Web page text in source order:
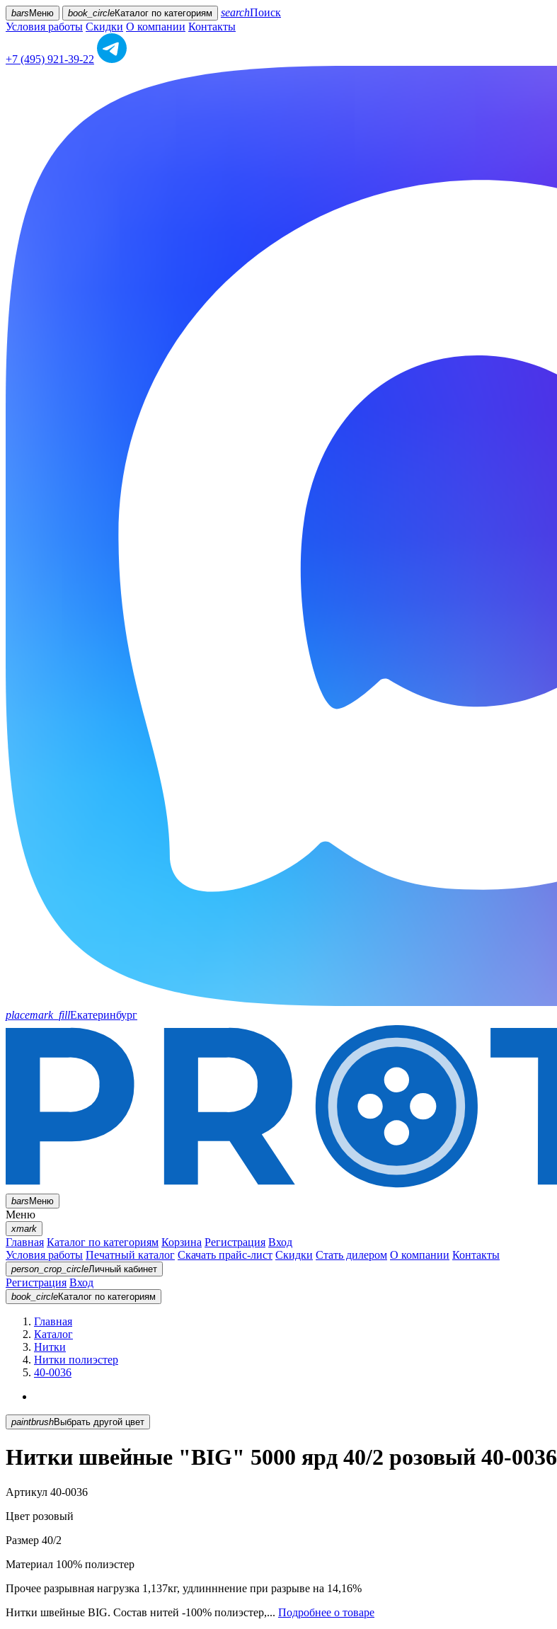
bars Меню book_circleКаталог по категориям searchПоиск
Условия работы Скидки О компании Контакты
+7 (495) 921-39-22
placemark_fillЕкатеринбург
barsМеню
Меню
xmark
Главная Каталог по категориям Корзина Регистрация Вход
Условия работы Печатный каталог Скачать прайс-лист Скидки Стать дилером О компании Контакты
person_crop_circleЛичный кабинет
Регистрация Вход
book_circleКаталог по категориям
Главная
Каталог
Нитки
Нитки полиэстер
40-0036
paintbrush Выбрать другой цвет
Нитки швейные "BIG" 5000 ярд 40/2 розовый 40-0036
Артикул 40-0036
Цвет розовый
Размер 40/2
Материал 100% полиэстер
Прочее разрывная нагрузка 1,137кг, удлинннение при разрыве на 14,16%
Нитки швейные BIG. Состав нитей -100% полиэстер,... Подробнее о товаре